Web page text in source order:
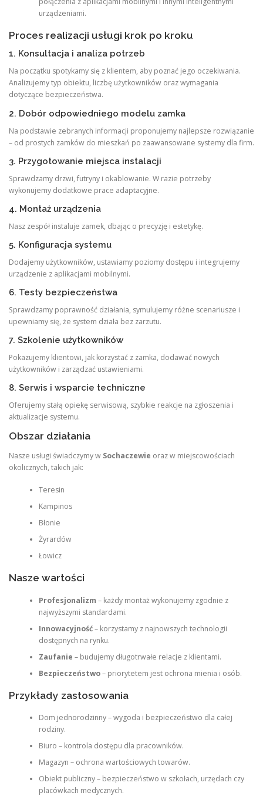
urządzeniami.
Proces realizacji usługi krok po kroku
1. Konsultacja i analiza potrzeb
Na początku spotykamy się z klientem, aby poznać jego oczekiwania.
Analizujemy typ obiektu, liczbę użytkowników oraz wymagania
dotyczące bezpieczeństwa.
2. Dobór odpowiedniego modelu zamka
Na podstawie zebranych informacji proponujemy najlepsze rozwiązanie
– od prostych zamków do mieszkań po zaawansowane systemy dla firm.
3. Przygotowanie miejsca instalacji
Sprawdzamy drzwi, futryny i okablowanie. W razie potrzeby
wykonujemy dodatkowe prace adaptacyjne.
4. Montaż urządzenia
Nasz zespół instaluje zamek, dbając o precyzję i estetykę.
5. Konfiguracja systemu
Dodajemy użytkowników, ustawiamy poziomy dostępu i integrujemy
urządzenie z aplikacjami mobilnymi.
6. Testy bezpieczeństwa
Sprawdzamy poprawność działania, symulujemy różne scenariusze i
upewniamy się, że system działa bez zarzutu.
7. Szkolenie użytkowników
Pokazujemy klientowi, jak korzystać z zamka, dodawać nowych
użytkowników i zarządzać ustawieniami.
8. Serwis i wsparcie techniczne
Oferujemy stałą opiekę serwisową, szybkie reakcje na zgłoszenia i
aktualizacje systemu.
Obszar działania
Nasze usługi świadczymy w Sochaczewie oraz w miejscowościach
okolicznych, takich jak:
Teresin
Kampinos
Błonie
Żyrardów
Łowicz
Nasze wartości
Profesjonalizm – każdy montaż wykonujemy zgodnie z
najwyższymi standardami.
Innowacyjność– korzystamy z najnowszych technologii
dostępnych na rynku.
Zaufanie – budujemy długotrwałe relacje z klientami.
Bezpieczeństwo– priorytetem jest ochrona mienia i osób.
Przykłady zastosowania
Dom jednorodzinny – wygoda i bezpieczeństwo dla całej
rodziny.
Biuro – kontrola dostępu dla pracowników.
Magazyn – ochrona wartościowych towarów.
Obiekt publiczny – bezpieczeństwo w szkołach, urzędach czy
placówkach medycznych.